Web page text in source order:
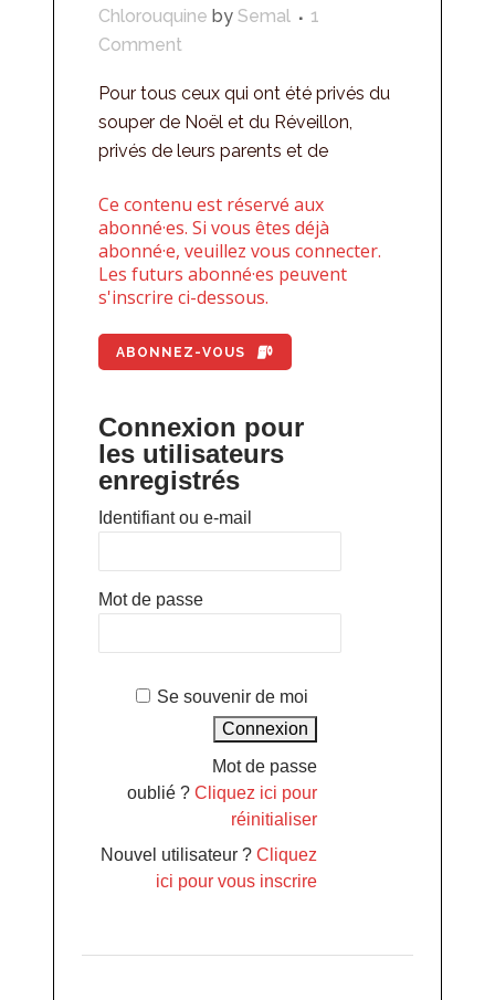
Chlorouquine by Semal
1
Comment
Pour tous ceux qui ont été privés du
souper de Noël et du Réveillon,
privés de leurs parents et de
Ce contenu est réservé aux
abonné·es. Si vous êtes déjà
abonné·e, veuillez vous connecter.
Les futurs abonné·es peuvent
s'inscrire ci-dessous.
ABONNEZ-VOUS
Connexion pour
les utilisateurs
enregistrés
Identifiant ou e-mail
Mot de passe
Se souvenir de moi
Mot de passe
oublié ?Cliquez ici pour
réinitialiser
Nouvel utilisateur ?Cliquez
ici pour vous inscrire